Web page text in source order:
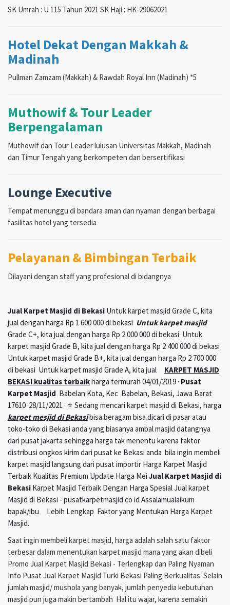
SK Umrah : U 115 Tahun 2021 SK Haji : HK-29062021
Hotel Dekat Dengan Makkah &
Madinah
Pullman Zamzam (Makkah) & Rawdah Royal Inn (Madinah) *5
Muthowif & Tour Leader
Berpengalaman
Muthowif dan Tour Leader lulusan Universitas Makkah, Madinah
dan Timur Tengah yang berkompeten dan bersertifikasi
Lounge Executive
Tempat menunggu di bandara aman dan nyaman dengan berbagai
fasilitas hotel yang tersedia
Pelayanan & Bimbingan Terbaik
Dilayani dengan staff yang profesional di bidangnya
Jual Karpet Masjid di Bekasi Untuk karpet masjid Grade C, kita
jual dengan harga Rp 1 600 000 di bekasi Untuk karpet masjid
Grade C+, kita jual dengan harga Rp 2 000 000 di bekasi Untuk
karpet masjid Grade B, kita jual dengan harga Rp 2 400 000 di bekasi
Untuk karpet masjid Grade B+, kita jual dengan harga Rp 2 700 000
di bekasi Untuk karpet masjid Grade A, kita jual KARPET MASJID
BEKASI kualitas terbaikharga termurah 04/01/2019 · Pusat
Karpet Masjid Babelan Kota, Kec Babelan, Bekasi, Jawa Barat
17610 28/11/2021 · ⭐ Sedang mencari karpet masjid di Bekasi, harga
karpet mesjid di Bekasibisa beragam bisa dicari di pasar atau
toko-toko di Bekasi anda yang biasanya ambal masjid datangnya
dari pusat jakarta sehingga harga tak menentu karena faktor
distribusi ongkos kirim dari pusat ke Bekasi anda bila ingin membeli
karpet masjid langsung dari pusat importir Harga Karpet Masjid
Terbaik Kualitas Premium Update Harga Mei Jual Karpet Masjid di
Bekasi Karpet Masjid Terbaik Dengan Harga Spesial Jual karpet
Masjid di Bekasi - pusatkarpetmasjid co id Assalamualaikum
bapak/ibu Lebih Lengkap Faktor yang Mentukan Harga Karpet
Masjid.
Saat ingin membeli karpet masjid, harga adalah salah satu faktor
terbesar dalam menentukan karpet masjid mana yang akan dibeli
Promo Jual Karpet Masjid Bekasi - Terlengkap dan Paling Nyaman
Info Pusat Jual Karpet Masjid Turki Bekasi Paling Berkualitas Selain
jumlah masjid/ mushola yang banyak, jumlah penyedia kebutuhan
masjid pun juga makin bertambah Hal itu wajar, karena semakin